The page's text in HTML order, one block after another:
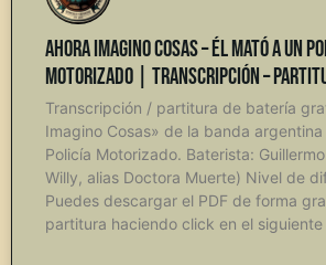
Ahora Imagino Cosas – Él Mató a un
Motorizado | Transcripción –
Transcripción / partitura de batería
Imagino Cosas» de la banda argentina
Policía Motorizado. Baterista:
Willy, alias Doctora Muerte) Nivel de
Puedes descargar el PDF de forma
partitura haciendo click en el siguiente